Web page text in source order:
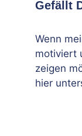
Gefällt
Wenn
motiviert
zeigen
hier